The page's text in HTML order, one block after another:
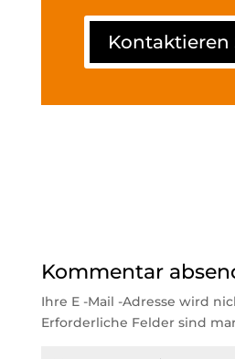
Kontaktieren
Kommentar
Ihre E -Mail -Adresse wird
Erforderliche Felder sind